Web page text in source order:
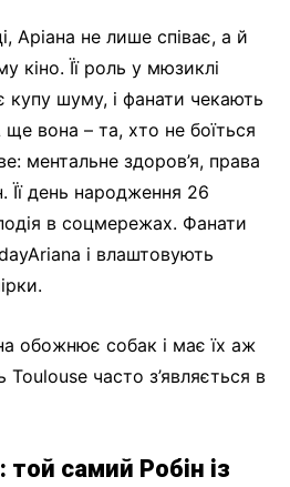
Аріана не лише співає, а й
кіно. Її роль у мюзиклі
купу шуму, і фанати чекають
ще вона – та, хто не боїться
ментальне здоров’я, права
Її день народження 26
в соцмережах. Фанати
і влаштовують
обожнює собак і має їх аж
Toulouse часто з’являється в
той самий Робін із